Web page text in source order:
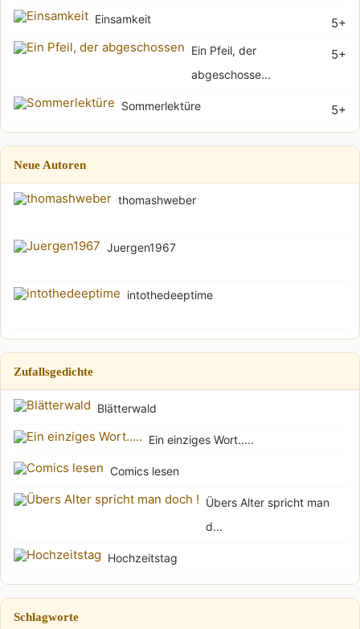
5+
Einsamkeit
5+
Ein Pfeil, der
abgeschosse...
5+
Sommerlektüre
Neue Autoren
thomashweber
Juergen1967
intothedeeptime
Zufallsgedichte
Blätterwald
Ein einziges Wort.....
Comics lesen
Übers Alter spricht man
d...
Hochzeitstag
Schlagworte